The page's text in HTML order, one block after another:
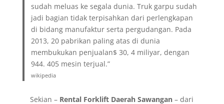
sudah meluas ke segala dunia. Truk garpu sudah
jadi bagian tidak terpisahkan dari perlengkapan
di bidang manufaktur serta pergudangan. Pada
2013, 20 pabrikan paling atas di dunia
membukukan penjualan$ 30, 4 miliyar, dengan
944. 405 mesin terjual.”
wikipedia
Sekian – Rental Forklift Daerah Sawangan – dari